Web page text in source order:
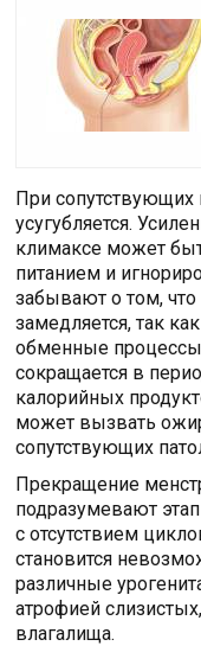
При сопутствующих
усугубляется.
климаксе может
питанием и
забывают о том,
замедляется, так
обменные
сокращается в
калорийных
может вызвать
сопутствующих
Прекращение
подразумевают
с отсутствием
становится
различные
атрофией
влагалища.